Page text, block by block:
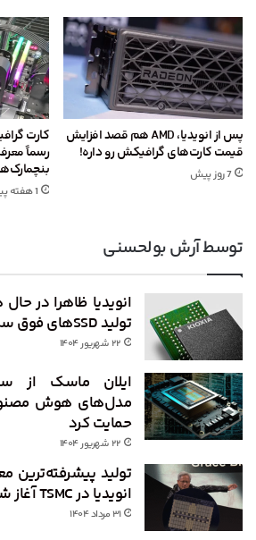
پس از انویدیا، AMD هم قصد افزایش
قیمت کارت‌های گرافیکش رو داره!
7 روز پیش
رسماً
1 هفته پیش
توسط آرش بولحسنی
تولید SSDهای فوق سریع است
۲۲ شهریور ۱۴۰۴
مدل‌های هوش
حمایت کرد
۲۲ شهریور ۱۴۰۴
تولید
انویدیا در TSMC آغاز شد
۳۱ مرداد ۱۴۰۴